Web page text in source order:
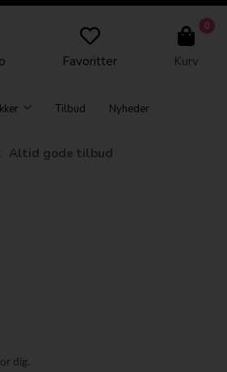
Favoritter
0
Kurv
Tilbud Nyheder
Altid gode tilbud
dig.